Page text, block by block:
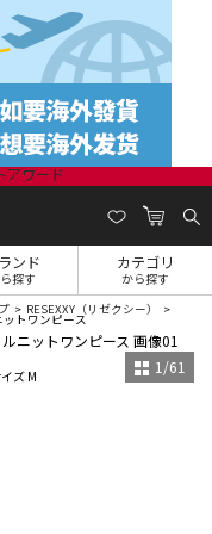
ンド
探す
カテゴリ
から探す
RESEXXY（リゼクシー）
トワンピース
ズ M 1 /61